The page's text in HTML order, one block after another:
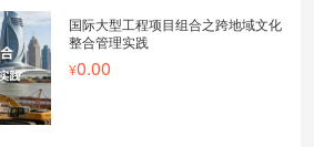
国际大型工程项目组合之跨地域文化
整合管理实践
0.00